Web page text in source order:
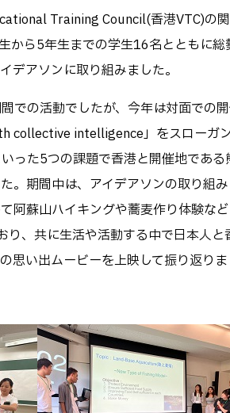
Training Council(香港VTC)の
から5年生までの学生16名とともに総
デアソンに取り組みました。
での活動でしたが、今年は対面での
collective intelligence」をスローガン
った5つの課題で香港と開催地である
。期間中は、アイデアソンの取り組
阿蘇山ハイキングや蕎麦作り体験な
、共に生活や活動する中で日本人と
思い出ムービーを上映して振り返りま
・Uターン就職
在校生・保護者の方へ